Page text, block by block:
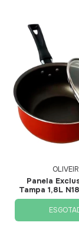
Panela
Tampa 1,8L
E2059 -